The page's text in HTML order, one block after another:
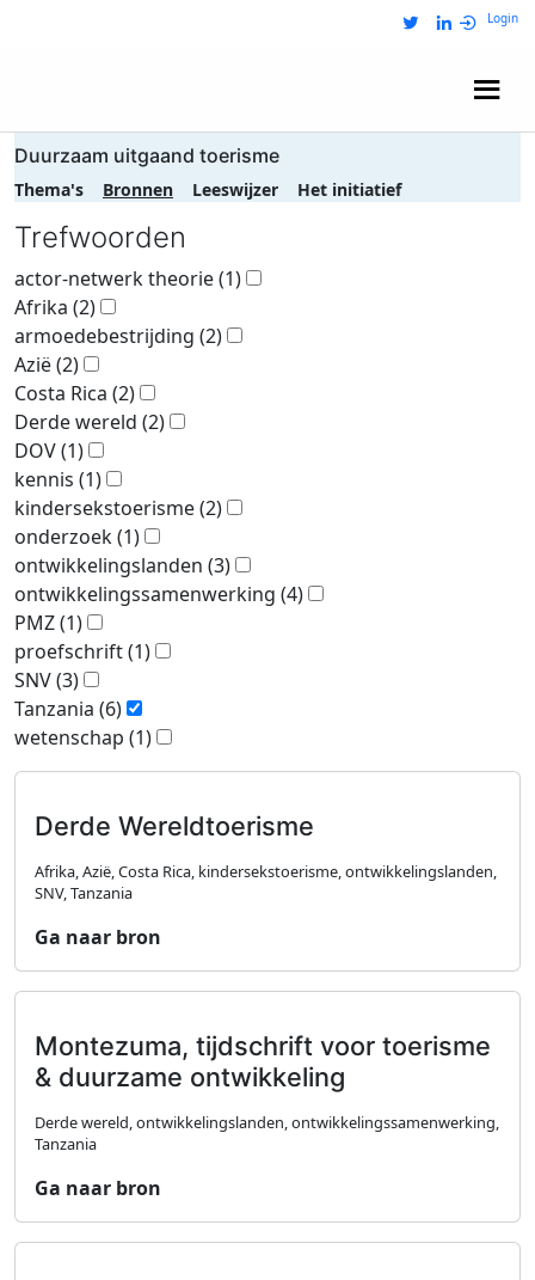
Login
Duurzaam uitgaand toerisme
Thema's Bronnen Leeswijzer Het initiatief
Trefwoorden
actor-netwerk theorie(1)
Afrika (2)
armoedebestrijding (2)
Azië(2)
Costa Rica (2)
Derde wereld (2)
DOV(1)
kennis (1)
kindersekstoerisme(2)
onderzoek(1)
ontwikkelingslanden (3)
ontwikkelingssamenwerking (4)
PMZ(1)
proefschrift(1)
SNV(3)
Tanzania (6)
wetenschap (1)
Derde Wereldtoerisme
Afrika, Azië, Costa Rica, kindersekstoerisme, ontwikkelingslanden,
SNV, Tanzania
Ga naar bron
Montezuma, tijdschrift voor toerisme
& duurzame ontwikkeling
Derde wereld, ontwikkelingslanden, ontwikkelingssamenwerking,
Tanzania
Ga naar bron